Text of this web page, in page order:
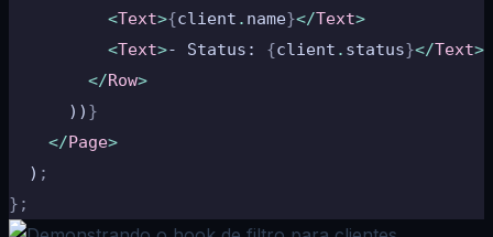
          <
Text>{client . name}</Text>
          <
Text>- Status: {client . status}</Text>
        </
Row>
      ))
}
    </
Page>
  )
;
};